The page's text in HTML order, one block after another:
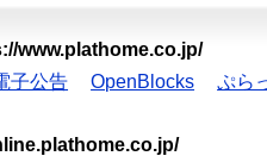
www.plathome.co.jp/
子公告 OpenBlocks ぷら